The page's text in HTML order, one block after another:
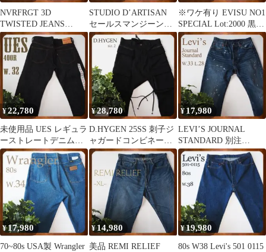
NVRFRGT 3D
TWISTED JEANS
EXST251P02
STUDIO D’ARTISAN
セールスマンジーンズ
濃紺 W32
※ワケ有り EVISU NO1
SPECIAL Lot:2000 黒カ
モメペンキ
¥22,780
未使用品 UES レギュラ
ーストレートデニム
14.9oz 茶綿 400-R
¥28,780
D.HYGEN 25SS 刺子ジ
ャガードコンビネーシ
ョンカーゴジョグパン
¥ 17,980
LEVI’S JOURNAL
STANDARD 別注
0047H-0000
¥17,980
70~80s USA製 Wrangler
¥14,980
美品 REMI RELIEF
¥19,980
80s W38 Levi's 501 0115